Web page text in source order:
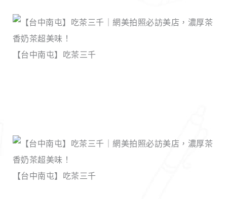
【台中南屯】吃茶三千
【台中南屯】吃茶三千